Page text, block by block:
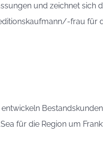
und zeichnet sich
frau für
für die Region um